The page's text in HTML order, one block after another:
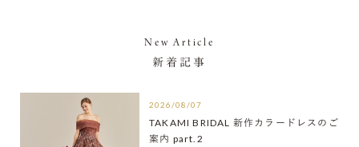
New Article
新着記事
2026/08/07
TAKAMI BRIDAL 新作カラードレスのご
案内 part.2